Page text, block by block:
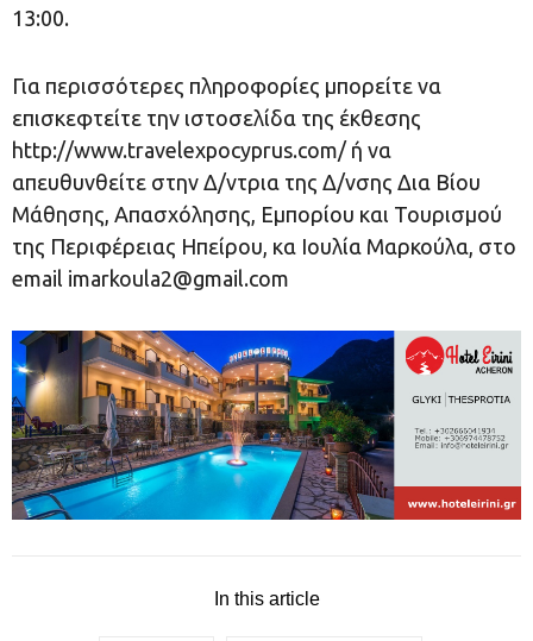
13:00.
Για περισσότερες πληροφορίες μπορείτε να
επισκεφτείτε την ιστοσελίδα της έκθεσης
http://www.travelexpocyprus.com/ ή να
απευθυνθείτε στην Δ/ντρια της Δ/νσης Δια Βίου
Μάθησης, Απασχόλησης, Εμπορίου και Τουρισμού
της Περιφέρειας Ηπείρου, κα Ιουλία Μαρκούλα, στο
email imarkoula2@gmail.com
In this article